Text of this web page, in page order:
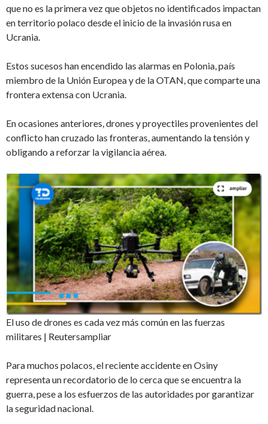
que no es la primera vez que objetos no identificados impactan
en territorio polaco desde el inicio de la invasión rusa en
Ucrania.
Estos sucesos han encendido las alarmas en Polonia, país
miembro de la Unión Europea y de la OTAN, que comparte una
frontera extensa con Ucrania.
En ocasiones anteriores, drones y proyectiles provenientes del
conflicto han cruzado las fronteras, aumentando la tensión y
obligando a reforzar la vigilancia aérea.
El uso de drones es cada vez más común en las fuerzas
militares | Reutersampliar
Para muchos polacos, el reciente accidente en Osiny
representa un recordatorio de lo cerca que se encuentra la
guerra, pese a los esfuerzos de las autoridades por garantizar
la seguridad nacional.